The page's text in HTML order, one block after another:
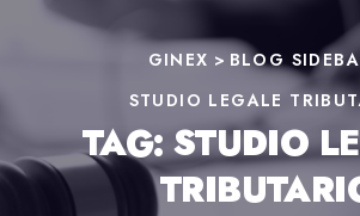
GINEX > BLOG
STUDIO LEGALE
TAG:STUDIO